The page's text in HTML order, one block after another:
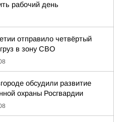
рабочий день
отправило четвёртый
в зону СВО
обсудили развитие
охраны Росгвардии